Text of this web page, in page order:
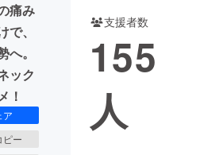
痛み
、
。
ック
！
ア
ピー
支援者数
155
人